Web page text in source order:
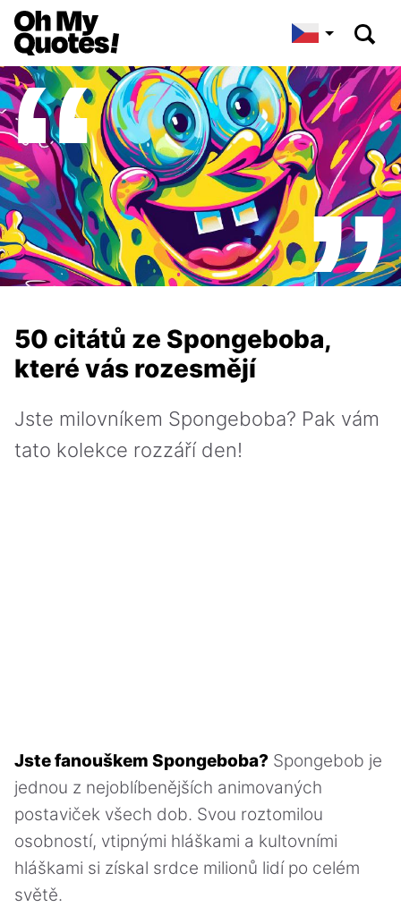
50 citátů ze Spongeboba,
které vás rozesmějí
Jste milovníkem Spongeboba? Pak vám
tato kolekce rozzáří den!
Jste fanouškem Spongeboba? Spongebob je
jednou z nejoblíbenějších animovaných
postaviček všech dob. Svou roztomilou
osobností, vtipnými hláškami a kultovními
hláškami si získal srdce milionů lidí po celém
světě.